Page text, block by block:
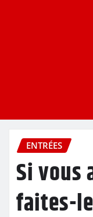
ENTRÉES
Si vous
faites-